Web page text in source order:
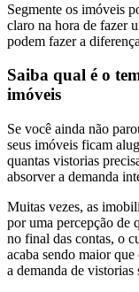
Segmente os imóveis
claro na hora de fazer
podem fazer a
Saiba qual é o
imóveis
Se você ainda não
seus imóveis ficam
quantas vistorias
absorver a demanda
Muitas vezes, as
por uma percepção de
no final das contas, o
acaba sendo maior
a demanda de